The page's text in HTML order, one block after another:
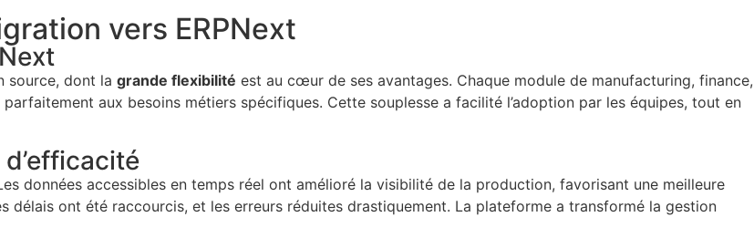
vers ERPNext
source, dont la grande flexibilité est au cœur de ses avantages. Chaque module de manufacturing, finance,
aux besoins métiers spécifiques. Cette souplesse a facilité l’adoption par les équipes, tout en
données accessibles en temps réel ont amélioré la visibilité de la production, favorisant une meilleure
délais ont été raccourcis, et les erreurs réduites drastiquement. La plateforme a transformé la gestion